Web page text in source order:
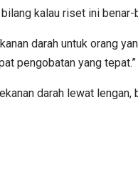
kalau riset ini benar-
darah untuk orang
pengobatan yang tepat.”
darah lewat